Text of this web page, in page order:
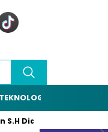
TEKNOLOGI
Diantar Sekitar 1.000